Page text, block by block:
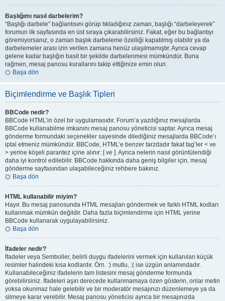
Başlığımı nasıl darbelerim?
“Başlığı darbele” bağlantısını görüp tıkladığınız zaman, başlığı “darbeleyerek”
forumun ilk sayfasında en üst sıraya çıkarabilirsiniz. Fakat, eğer bu bağlantıyı
göremiyorsanız, o zaman başlık darbeleme özelliği kapatılmış olabilir ya da
darbelemeler arası izin verilen zamana henüz ulaşılmamıştır. Ayrıca cevap
gelene kadar başlığın basit bir şekilde darbelenmesi mümkündür. Buna
rağmen, mesaj panosu kurallarını takip ettiğinize emin olun.
Başa dön
Biçimlendirme ve Başlık Tipleri
BBCode nedir?
BBCode HTML’in özel bir uygulamasıdır. Forum’a yazdığınız mesajlarda
BBCode kullanabilme imkanını mesaj panosu yöneticisi saptar. Ayrıca mesaj
gönderme formundaki seçenekler sayesinde dilediğiniz mesajlarda BBCode’ı
iptal etmeniz mümkündür. BBCode, HTML’e benzer tarzdadır fakat tag’ler < ve
> yerine köşeli parantez içine alınır: [ ve ]. Ayrıca nelerin nasıl görüntülendiği
daha iyi kontrol edilebilir. BBCode hakkında daha geniş bilgiler için, mesaj
gönderme sayfasından ulaşabileceğiniz rehbere bakınız.
Başa dön
HTML kullanabilir miyim?
Hayır. Bu mesaj panosunda HTML mesajları göndermek ve farklı HTML kodları
kullanmak mümkün değildir. Daha fazla biçimlendirme için HTML yerine
BBCode kullanarak uygulayabilirsiniz.
Başa dön
İfadeler nedir?
İfadeler veya Semboller, belirli duygu ifadelerini vermek için kullanılan küçük
resimler halindeki kısa kodlardır. Örn. :) mutlu, :( ise üzgün anlamındadır.
Kullanabileceğiniz ifadelerin tam listesini mesaj gönderme formunda
görebilirsiniz. İfadeleri aşırı derecede kullanmamaya özen gösterin, onlar metin
yoksa okunmaz hale gelebilir ve bir moderatör mesajınızı düzenlemeye ya da
silmeye karar verebilir. Mesaj panosu yöneticisi ayrıca bir mesajınızda